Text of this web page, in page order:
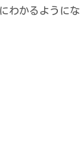
わかるようにな